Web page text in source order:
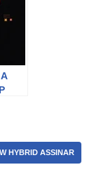
HYBRID ASSINAR